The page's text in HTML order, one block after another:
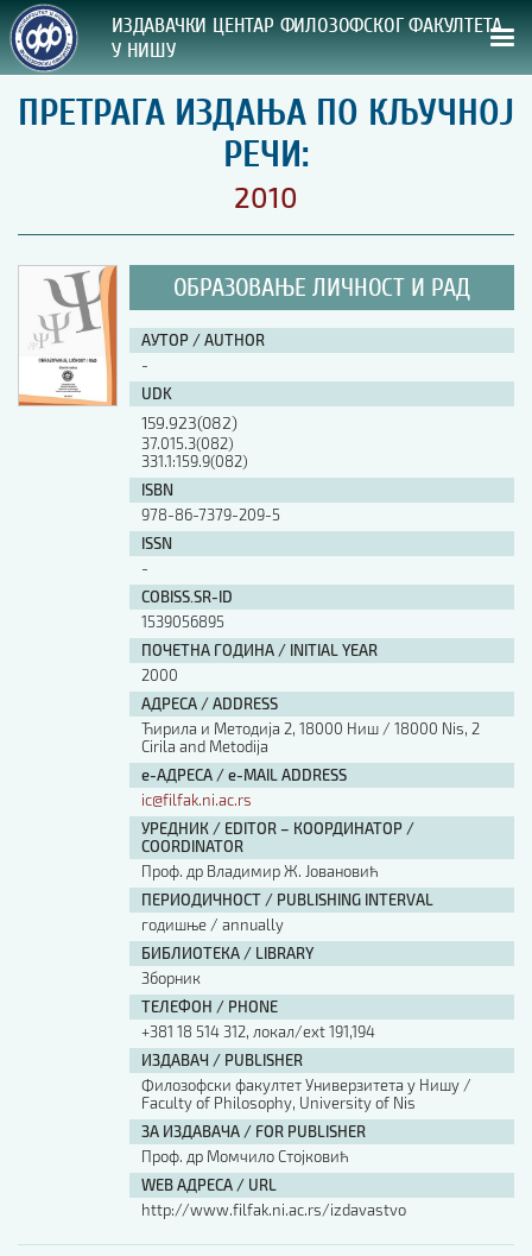
ИЗДАВАЧКИ ЦЕНТАР ФИЛОЗОФСКОГ ФАКУЛТЕТА
У НИШУ
СВА НАША ИЗДАЊА
ВРСТА ИЗДАЊА:
ПРЕГЛЕД
УПУТСТВА
УПУТСТВА
Правилник о издавачкој делатности
Упутство ауторима
Упутство уредницима
Изјава о ауторству
Изјава о лектури
Изјава о коришћењу ауторског дела
Упутство за бирање лиценце
Уговор са аутором
Шаблон прве стране и импресума [B5, ћир]
Шаблон прве стране и импресума [B5, лат]
Шаблон прве стране и импресума [B5, енг]
Етички кодекс
ПРЕТРАГА ИЗДАЊА
Наслов или део наслова
АУТОР / AUTHOR
ПРЕТРАГА ИЗДАЊА ПО КЉУЧНОЈ
РЕЧИ:
2010
ОБРАЗОВАЊЕ ЛИЧНОСТ И РАД
АУТОР / AUTHOR
-
UDK
159.923(082)
37.015.3(082)
331.1:159.9(082)
ISBN
978-86-7379-209-5
ISSN
-
COBISS.SR-ID
1539056895
ПОЧЕТНА ГОДИНА / INITIAL YEAR
2000
АДРЕСА / ADDRESS
Ћирила и Методија 2, 18000 Ниш / 18000 Nis, 2
Cirila and Metodija
е-АДРЕСА / e-MAIL ADDRESS
ic@filfak.ni.ac.rs
УРЕДНИК / EDITOR – КООРДИНАТОР /
COORDINATOR
Проф. др Владимир Ж. Јовановић
ПЕРИОДИЧНОСТ / PUBLISHING INTERVAL
годишње / annually
БИБЛИОТЕКА / LIBRARY
Зборник
ТЕЛЕФОН / PHONE
+381 18 514 312, локал/ext 191,194
ИЗДАВАЧ / PUBLISHER
Филозофски факултет Универзитета у Нишу /
Faculty of Philosophy, University of Nis
ЗА ИЗДАВАЧА / FOR PUBLISHER
Проф. др Момчило Стојковић
WEB АДРЕСА / URL
http://www.filfak.ni.ac.rs/izdavastvo